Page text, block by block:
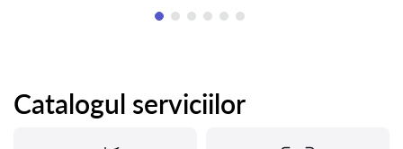
Catalogul serviciilor